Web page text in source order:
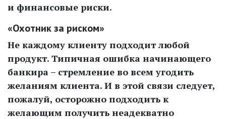
и финансовые риски.
«Охотник за риском»
Не каждому клиенту подходит любой
продукт. Типичная ошибка начинающего
банкира – стремление во всем угодить
желаниям клиента. И в этой связи следует,
пожалуй, осторожно подходить к
желающим получить неадекватно